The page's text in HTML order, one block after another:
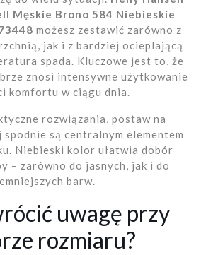
Męskie Brono 584 Niebieskie
możesz zestawić zarówno z
jak i z bardziej ocieplającą
spada. Kluczowe jest to, że
znosi intensywne użytkowanie
komfortu w ciągu dnia.
rozwiązania, postaw na
są centralnym elementem
Niebieski kolor ułatwia dobór
– zarówno do jasnych, jak i do
barw.
uwagę przy
rozmiaru?